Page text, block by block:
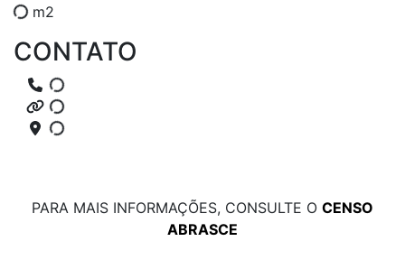
m2
CONTATO
PARA MAIS INFORMAÇÕES, CONSULTE O CENSO
ABRASCE